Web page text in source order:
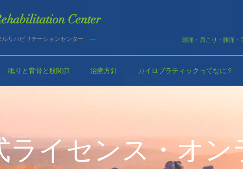
Center
リハビリテーションセンター ― 頭痛・肩こり・腰痛・
眠りと背骨と股関節 治療方針 カイロプラティックってなに？
ライセンス・オン